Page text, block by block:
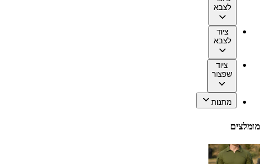
לצבא
ציוד
לצבא
ציוד
שפצור
מתנות
מומלצים